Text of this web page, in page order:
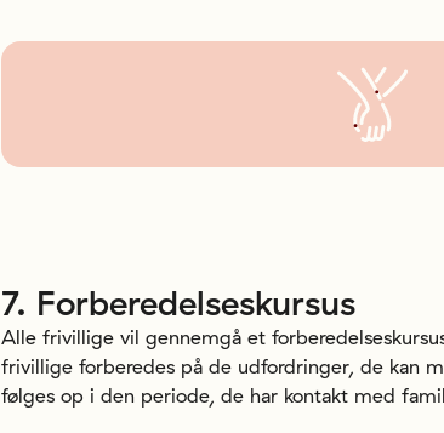
7. Forberedelseskursus
Alle frivillige vil gennemgå et
frivillige forberedes på de udfordringer, de kan
følges op i den periode, de har kontakt med